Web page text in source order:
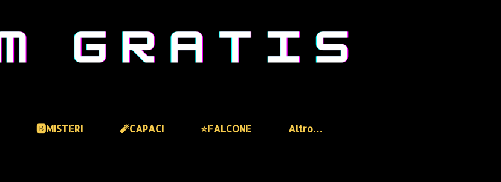
🅱️MISTERI 🧨CAPACI ⭐️FALCONE Altro…